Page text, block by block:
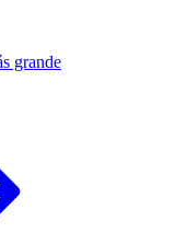
grande